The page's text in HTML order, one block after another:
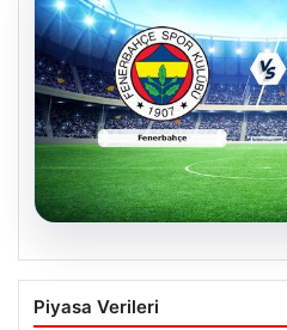
CANLI | Fenerbahçe
Maç Anlatımı
Piyasa Verileri